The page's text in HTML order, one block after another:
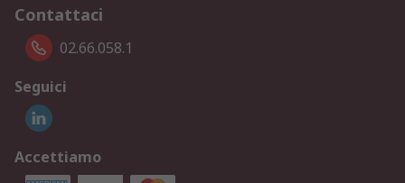
Contattaci
02.66.058.1
Seguici
Accettiamo